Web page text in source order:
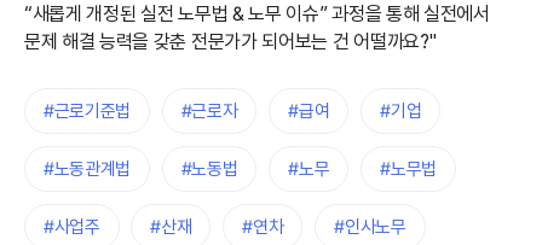
“새롭게 개정된 실전 노무법 & 노무 이슈” 과정을 통해 실전에서
문제 해결 능력을 갖춘 전문가가 되어보는 건 어떨까요?"
#근로기준법 #근로자 #급여 #기업
#노동관계법 #노동법 #노무 #노무법
#사업주 #산재 #연차 #인사노무